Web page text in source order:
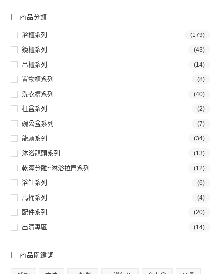
商品分類
浴櫃系列 (179)
鏡櫃系列 (43)
吊櫃系列 (14)
置物櫃系列 (8)
洗衣槽系列 (40)
柱盆系列 (2)
碗公盆系列 (7)
龍頭系列 (34)
沐浴龍頭系列 (13)
乾溼分離~淋浴拉門系列 (12)
浴缸系列 (6)
馬桶系列 (4)
配件系列 (20)
出清專區 (14)
商品關鍵詞